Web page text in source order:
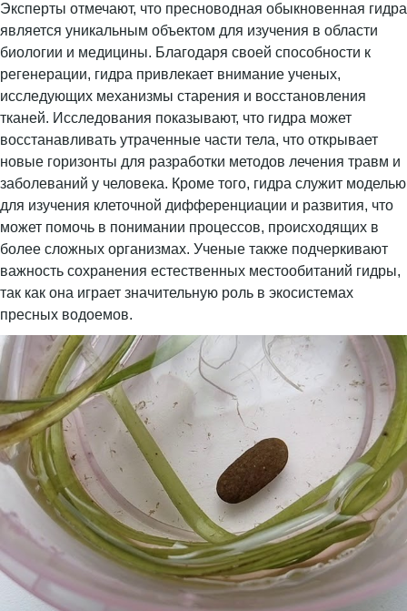
Эксперты отмечают, что пресноводная обыкновенная гидра
является уникальным объектом для изучения в области
биологии и медицины. Благодаря своей способности к
регенерации, гидра привлекает внимание ученых,
исследующих механизмы старения и восстановления
тканей. Исследования показывают, что гидра может
восстанавливать утраченные части тела, что открывает
новые горизонты для разработки методов лечения травм и
заболеваний у человека. Кроме того, гидра служит моделью
для изучения клеточной дифференциации и развития, что
может помочь в понимании процессов, происходящих в
более сложных организмах. Ученые также подчеркивают
важность сохранения естественных местообитаний гидры,
так как она играет значительную роль в экосистемах
пресных водоемов.